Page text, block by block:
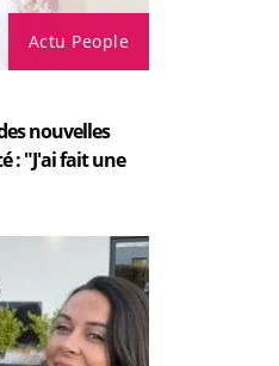
Actu People
nouvelles
: "J'ai fait une